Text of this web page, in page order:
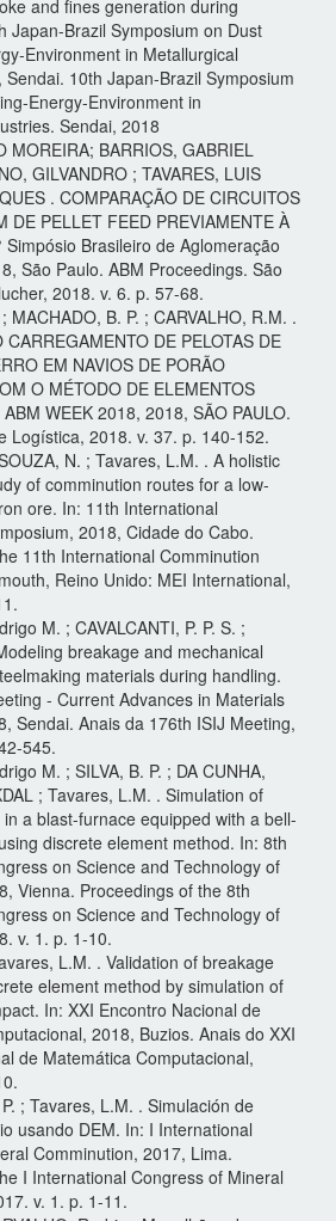
and fines generation during
Japan-Brazil Symposium on Dust
Environment in Metallurgical
Sendai. 10th Japan-Brazil Symposium
Energy-Environment in
Sendai, 2018
MOREIRA; BARRIOS, GABRIEL
GILVANDRO ; TAVARES, LUIS
. COMPARAÇÃO DE CIRCUITOS
DE PELLET FEED PREVIAMENTE À
Simpósio Brasileiro de Aglomeração
São Paulo. ABM Proceedings. São
2018. v. 6. p. 57-68.
MACHADO, B. P. ; CARVALHO, R.M. .
DE PELOTAS DE
EM NAVIOS DE PORÃO
O MÉTODO DE ELEMENTOS
WEEK 2018, 2018, SÃO PAULO.
Logística, 2018. v. 37. p. 140-152.
N. ; Tavares, L.M. . A holistic
of comminution routes for a low-
ore. In: 11th International
2018, Cidade do Cabo.
11th International Comminution
Reino Unido: MEI International,
M. ; CAVALCANTI, P. P. S. ;
breakage and mechanical
materials during handling.
- Current Advances in Materials
Sendai. Anais da 176th ISIJ Meeting,
545.
M. ; SILVA, B. P. ; DA CUNHA,
; Tavares, L.M. . Simulation of
a blast-furnace equipped with a bell-
discrete element method. In: 8th
on Science and Technology of
Vienna. Proceedings of the 8th
on Science and Technology of
v. 1. p. 1-10.
L.M. . Validation of breakage
element method by simulation of
In: XXI Encontro Nacional de
2018, Buzios. Anais do XXI
de Matemática Computacional,
; Tavares, L.M. . Simulación de
usando DEM. In: I International
Comminution, 2017, Lima.
I International Congress of Mineral
v. 1. p. 1-11.